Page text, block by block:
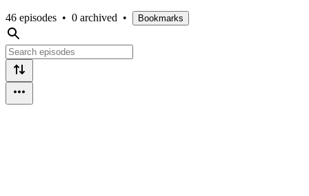
46 episodes • 0 archived • Bookmarks